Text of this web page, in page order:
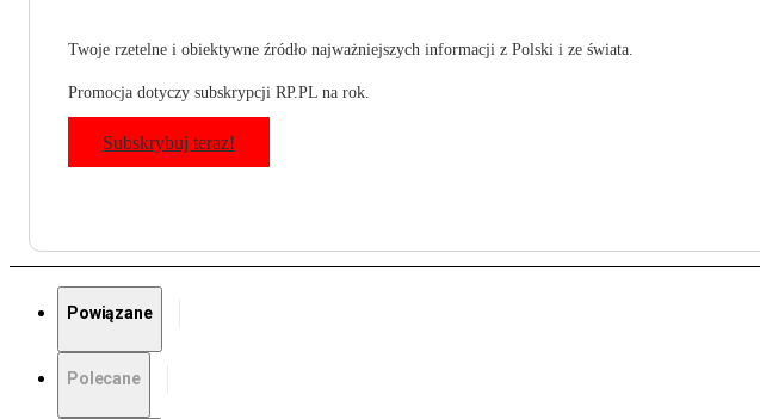
Twoje rzetelne i obiektywne źródło najważniejszych informacji z Polski i ze świata.
Promocja dotyczy subskrypcji RP.PL na rok.
Subskrybuj teraz!
Powiązane
Polecane